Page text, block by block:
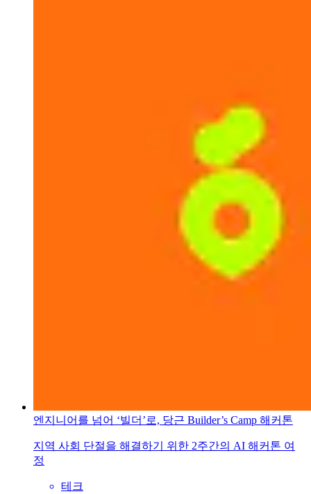
엔지니어를 넘어 ‘빌더’로, 당근 Builder’s Camp 해커톤
지역 사회 단절을 해결하기 위한 2주간의 AI 해커톤 여
정
테크